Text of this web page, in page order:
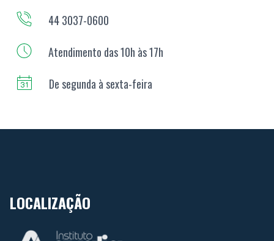
44 3037-0600
Atendimento das 10h às 17h
De segunda à sexta-feira
LOCALIZAÇÃO